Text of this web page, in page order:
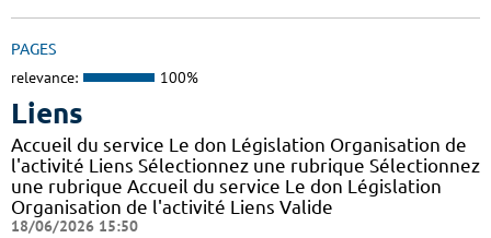
PAGES
relevance: 100%
Liens
Accueil du service Le don Législation Organisation de
l'activité Liens Sélectionnez une rubrique Sélectionnez
une rubrique Accueil du service Le don Législation
Organisation de l'activité Liens Valide
18/06/2026 15:50